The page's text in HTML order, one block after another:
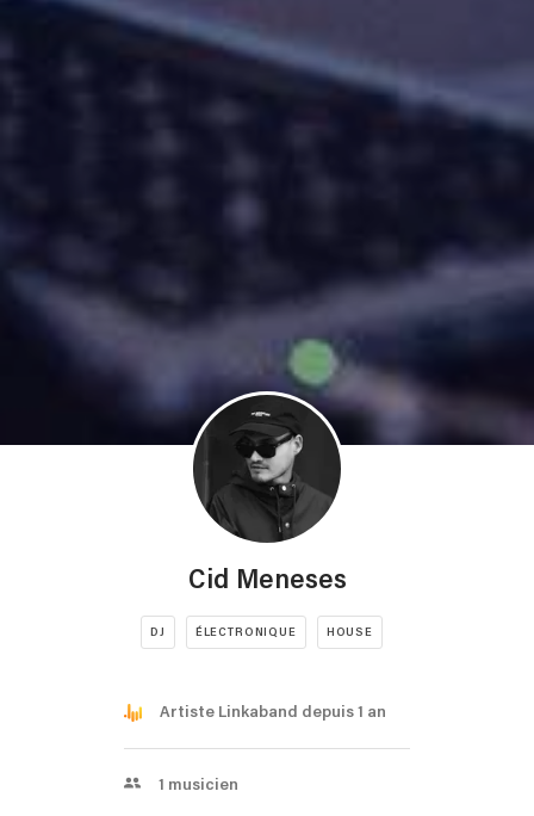
Cid Meneses
DJ ÉLECTRONIQUE HOUSE
Artiste Linkaband depuis 1 an
1 musicien